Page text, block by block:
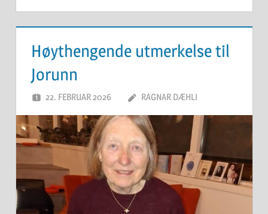
Høythengende utmerkelse til
Jorunn
22. FEBRUAR 2026 RAGNAR DÆHLI